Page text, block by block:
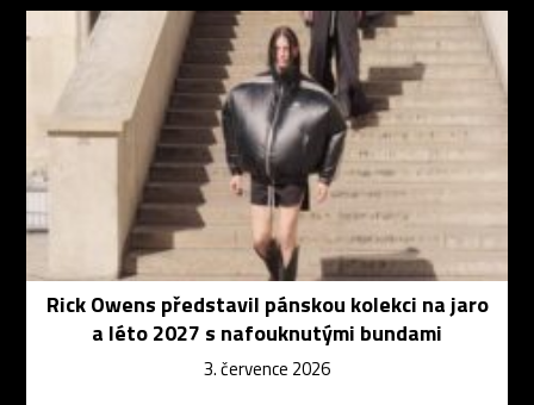
Rick Owens představil pánskou kolekci na jaro
a léto 2027 s nafouknutými bundami
3. července 2026